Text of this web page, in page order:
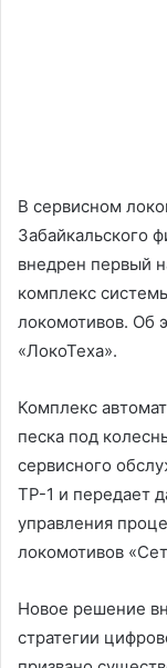
В сервисном
Забайкальского
внедрен первый
комплекс
локомотивов. Об
«ЛокоТеха».
Комплекс
песка под
сервисного
ТР-1 и передает
управления
локомотивов
Новое решение
стратегии